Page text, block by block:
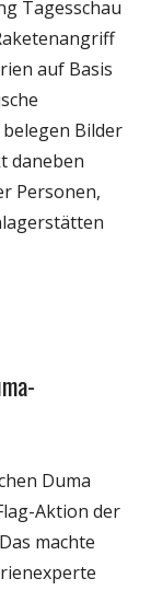
Tagesschau
auf Basis
Bilder
daneben
Personen,
Duma
Aktion der
machte